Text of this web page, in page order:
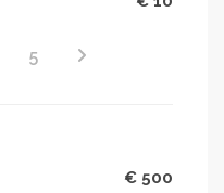
5
€ 500